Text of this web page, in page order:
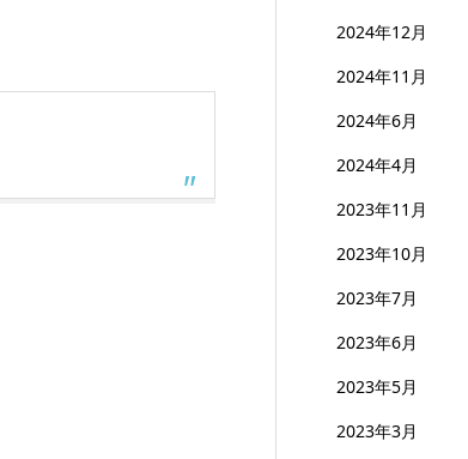
2024年12月
2024年11月
2024年6月
2024年4月
2023年11月
2023年10月
2023年7月
2023年6月
2023年5月
2023年3月